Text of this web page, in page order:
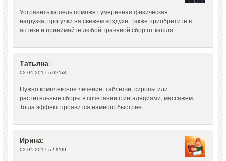
Устранить кашель поможет умеренная физическая
нагрузка, прогулки на свежем воздухе. Также приобретите в
аптеке и принимайте любой травяной сбор от кашля.
Татьяна:
02.04.2017 в 02:58
Нужно комплексное лечение: таблетки, сиропы или
растительные сборы в сочетании с ингаляциями, массажем.
Тогда эффект проявится намного быстрее.
Ирина:
02.04.2017 в 11:09